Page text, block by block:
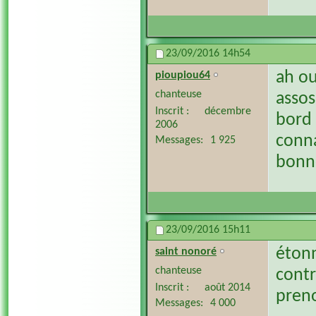
23/09/2016 14h54
pioupiou64
chanteuse
Inscrit
décembre
2006
Messages
1 925
ah
bord
23/09/2016 15h11
saint nonoré
chanteuse
Inscrit
août 2014
Messages
4 000